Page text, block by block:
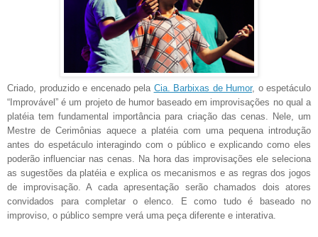
Criado, produzido e encenado pela Cia. Barbixas de Humor, o espetáculo
“Improvável” é um projeto de humor baseado em improvisações no qual a
platéia tem fundamental importância para criação das cenas. Nele, um
Mestre de Cerimônias aquece a platéia com uma pequena introdução
antes do espetáculo interagindo com o público e explicando como eles
poderão influenciar nas cenas. Na hora das improvisações ele seleciona
as sugestões da platéia e explica os mecanismos e as regras dos jogos
de improvisação. A cada apresentação serão chamados dois atores
convidados para completar o elenco. E como tudo é baseado no
improviso, o público sempre verá uma peça diferente e interativa.